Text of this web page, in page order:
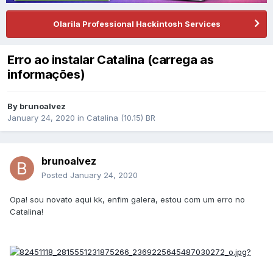
Olarila Professional Hackintosh Services
Erro ao instalar Catalina (carrega as
informações)
By brunoalvez
January 24, 2020 in Catalina (10.15) BR
brunoalvez
Posted January 24, 2020
Opa! sou novato aqui kk, enfim galera, estou com um erro no
Catalina!